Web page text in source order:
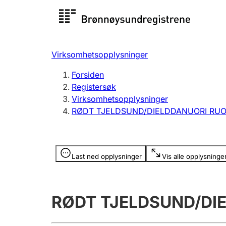
Registersøk
Registrere, endre, slette
Virksomhetsopplysninger
Forsiden
Registersøk
Virksomhetsopplysninger
RØDT TJELDSUND/DIELDDANUORI
Last ned opplysninger Vis alle
Opplysninger er skjult
RØDT TJELDSUND/